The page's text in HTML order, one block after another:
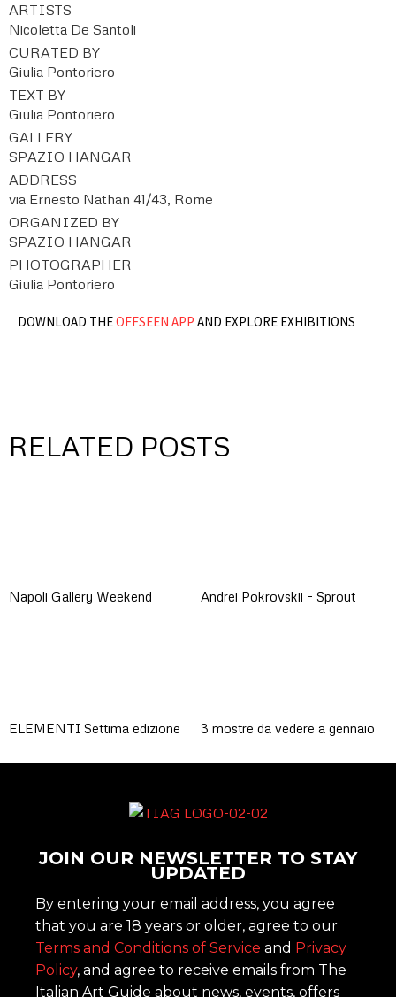
ARTISTS
Nicoletta De Santoli
CURATED BY
Giulia Pontoriero
TEXT BY
Giulia Pontoriero
GALLERY
SPAZIO HANGAR
ADDRESS
via Ernesto Nathan 41/43, Rome
ORGANIZED BY
SPAZIO HANGAR
PHOTOGRAPHER
Giulia Pontoriero
DOWNLOAD THEOFFSEEN APP AND EXPLORE EXHIBITIONS
RELATED POSTS
Napoli Gallery Weekend Andrei Pokrovskii – Sprout
ELEMENTI Settima edizione 3 mostre da vedere a gennaio
JOIN OUR NEWSLETTER TO STAY
UPDATED
By entering your email address, you agree
that you are 18 years or older, agree to our
Terms and Conditions of Service and Privacy
Policy, and agree to receive emails from The
Italian Art Guide about news, events, offers